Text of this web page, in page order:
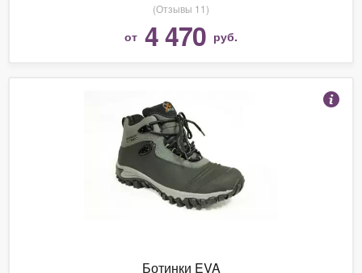
(Отзывы 11)
от 4 470 руб.
Ботинки EVA